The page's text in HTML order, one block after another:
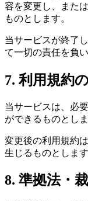
容を変更し、また
ものとします。
当サービスが終了
て一切の責任を負い
7. 利用規約
当サービスは、必
ができるものとしま
変更後の利用規約
生じるものとします
8. 準拠法・